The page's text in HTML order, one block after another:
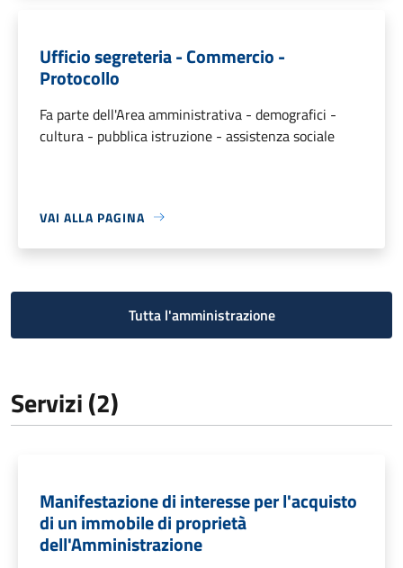
Ufficio segreteria - Commercio -
Protocollo
Fa parte dell'Area amministrativa - demografici -
cultura - pubblica istruzione - assistenza sociale
VAI ALLA PAGINA
Tutta l'amministrazione
Servizi (2)
Manifestazione di interesse per l'acquisto
di un immobile di proprietà
dell'Amministrazione